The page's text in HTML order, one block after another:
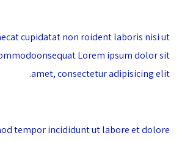
cupidatat non roident laboris nisi ut
Lorem ipsum dolor sit
amet, consectetur adipisicing elit.
tempor incididunt ut labore et dolore